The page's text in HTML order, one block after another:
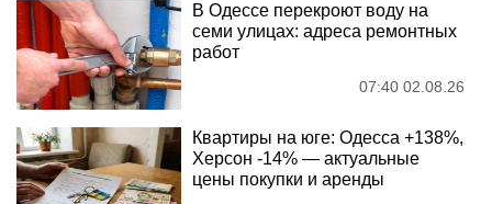
В Одессе перекроют воду на
семи улицах: адреса ремонтных
работ
07:40 02.08.26
Квартиры на юге: Одесса +138%,
Херсон -14% — актуальные
цены покупки и аренды